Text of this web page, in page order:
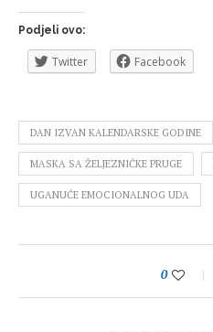
Podjeli ovo:
Twitter Facebook
DAN IZVAN KALENDARSKE GODINE
MASKA SA ŽELJEZNIČKE PRUGE
UGANUĆE EMOCIONALNOG UDA
0